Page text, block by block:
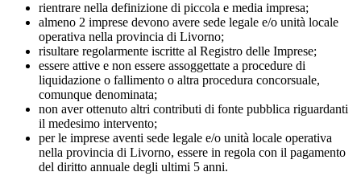
rientrare nella definizione di piccola e media impresa;
almeno 2 imprese devono avere sede legale e/o unità locale
operativa nella provincia di Livorno;
risultare regolarmente iscritte al Registro delle Imprese;
essere attive e non essere assoggettate a procedure di
liquidazione o fallimento o altra procedura concorsuale,
comunque denominata;
non aver ottenuto altri contributi di fonte pubblica riguardanti
il medesimo intervento;
per le imprese aventi sede legale e/o unità locale operativa
nella provincia di Livorno, essere in regola con il pagamento
del diritto annuale degli ultimi 5 anni.